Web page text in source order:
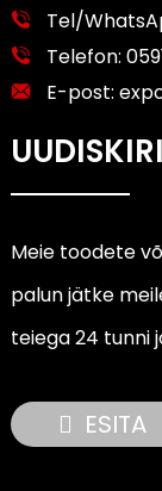
Tel/
Telefon:
E-post:
UUDISKIRI
Meie toodete
palun jätke
teiega 24 tunni
ESITA